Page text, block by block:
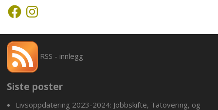
FacebookInstagram
RSS - innlegg
Siste poster
Livsoppdatering 2023-2024: Jobbskifte, Tatovering, og